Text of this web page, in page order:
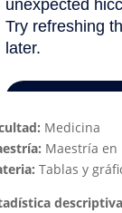
Medicina
Maestría en
Tablas y